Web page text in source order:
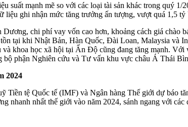
suất mạnh mẽ so với các loại tài sản khác trong quý
liệu ghi nhận mức tăng trưởng ấn tượng, vượt quá 1,5
chi phí vay vốn cao hơn, khoảng cách giá chào
tại khi Nhật Bản, Hàn Quốc, Đài Loan, Malaysia và
khoa học xã hội tại Ấn Độ cũng đang tăng mạnh.
bộ phận Nghiên cứu và Tư vấn khu vực châu Á Thái
2024
Tiền tệ Quốc tế (IMF) và Ngân hàng Thế giới dự báo
nhanh nhất thế giới vào năm 2024, sánh ngang với